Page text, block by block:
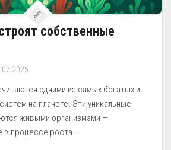
собственные
одними из самых богатых и
на планете. Эти уникальные
живыми организмами —
в процессе роста...